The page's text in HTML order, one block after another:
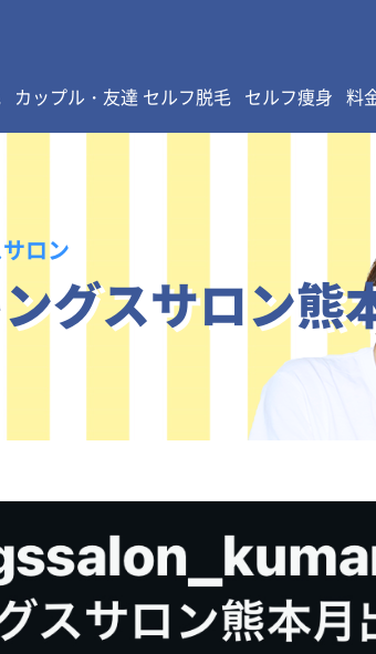
カップル・友達 セルフ脱毛 セルフ痩身 料
ロン
グスサロン熊